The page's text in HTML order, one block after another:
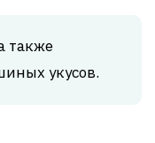
также
укусов.